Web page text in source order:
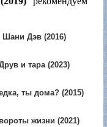
Шани Дэв (2016)
и тара (2023)
ты дома? (2015)
жизни (2021)